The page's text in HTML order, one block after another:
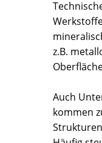
z.B.
Auch
kommen